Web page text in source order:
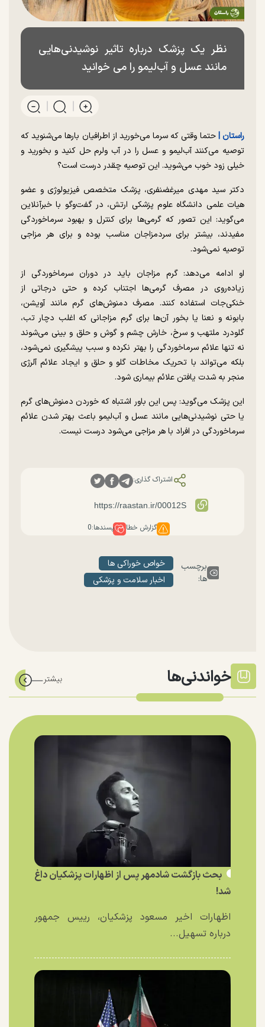
نظر یک پزشک درباره تاثیر نوشیدنی‌هایی
مانند عسل و آب‌لیمو را می خوانید
راستان |حتما وقتی که سرما می‌خورید از اطرافیان بارها می‌شنوید که
توصیه می‌کنند آب‌لیمو و عسل را در آب ولرم حل کنید و بخورید و
خیلی زود خوب می‌شوید. این توصیه چقدر درست است؟
دکتر سید مهدی میرغضنفری، پزشک متخصص فیزیولوژی و عضو
هیات علمی دانشگاه علوم پزشکی ارتش، در گفت‌وگو با خبرآنلاین
می‌گوید: این تصور که گرمی‌ها برای کنترل و بهبود سرماخوردگی
مفیدند، بیشتر برای سردمزاجان مناسب بوده و برای هر مزاجی
توصیه نمی‌شود.
او ادامه می‌دهد: گرم مزاجان باید در دوران سرماخوردگی از
زیاده‌روی در مصرف گرمی‌ها اجتناب کرده و حتی درجاتی از
خنکی‌جات استفاده کنند. مصرف دمنوش‌های گرم مانند آویشن،
بابونه و نعنا یا بخور آن‌ها برای گرم مزاجانی که اغلب دچار تب،
گلودرد ملتهب و سرخ، خارش چشم و گوش و حلق و بینی می‌شوند
نه تنها علائم سرماخوردگی را بهتر نکرده و سبب پیشگیری نمی‌شود،
بلکه می‌تواند با تحریک مخاطات گلو و حلق و ایجاد علائم آلرژی
منجر به شدت یافتن علائم بیماری شود.
این پزشک می‌گوید: پس این باور اشتباه که خوردن دمنوش‌های گرم
یا حتی نوشیدنی‌هایی مانند عسل و آب‌لیمو باعث بهتر شدن علائم
سرماخوردگی در افراد با هر مزاجی می‌شود درست نیست.
اشتراک گذاری:
گزارش خطا پسندها:0
برچسب
ها:
خواص خوراکی ها
اخبار سلامت و پزشکی
خواندنی‌ها
بحث بازگشت شادمهر پس از اظهارات پزشکیان داغ
شد!
اظهارات اخیر مسعود پزشکیان، رییس جمهور
درباره تسهیل...